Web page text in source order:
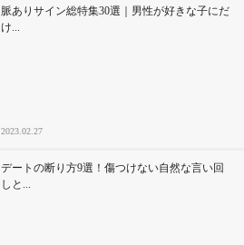
脈ありサイン総特集30選｜男性が好きな子にだ
け...
2023.02.27
デートの断り方9選！傷つけない自然な言い回
しと...